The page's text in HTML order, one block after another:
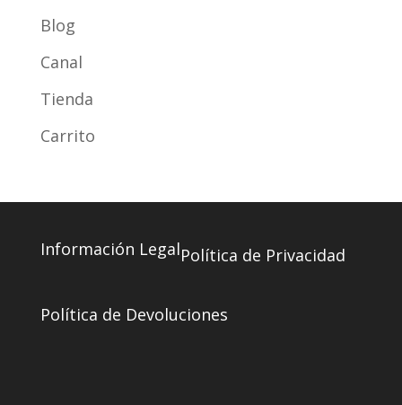
Blog
Canal
Tienda
Carrito
Información LegalPolítica de Privacidad
Política de Devoluciones